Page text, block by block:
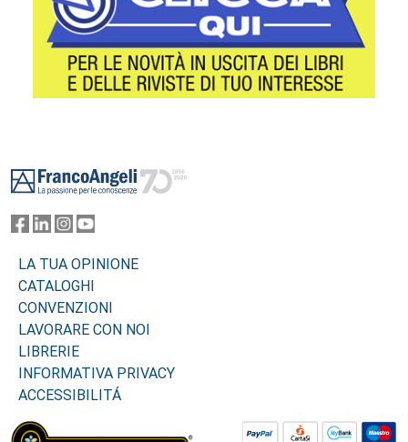
LA TUA OPINIONE
CATALOGHI
CONVENZIONI
LAVORARE CON NOI
LIBRERIE
INFORMATIVA PRIVACY
ACCESSIBILITÁ